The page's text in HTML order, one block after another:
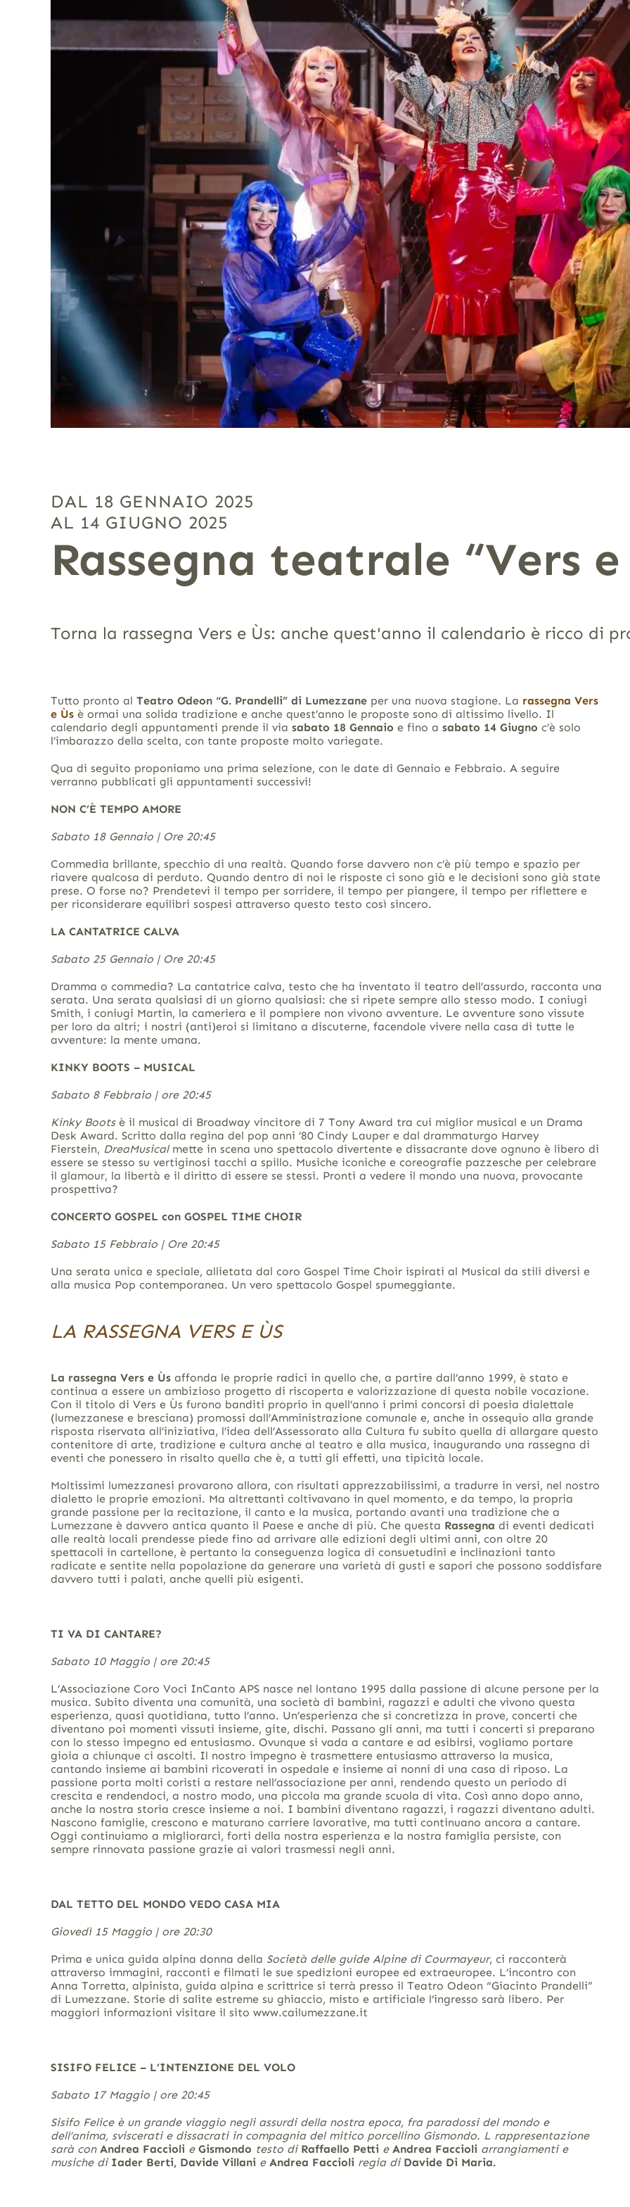
DAL 18 GENNAIO 2025
AL 14 GIUGNO 2025
Rassegna teatrale “Vers e
Torna la rassegna Vers e Ùs: anche quest'anno il calendario è ricco di
Tutto pronto al Teatro Odeon “G. Prandelli” di Lumezzaneper una nuova stagione. La rassegna Vers
e Ùsè ormai una solida tradizione e anche quest’anno le proposte sono di altissimo livello. Il
calendario degli appuntamenti prende il via sabato 18 Gennaio e fino a sabato 14 Giugno c’è solo
l’imbarazzo della scelta, con tante proposte molto variegate.
Qua di seguito proponiamo una prima selezione, con le date di Gennaio e Febbraio. A seguire
verranno pubblicati gli appuntamenti successivi!
NON C’È TEMPO AMORE
Sabato 18 Gennaio | Ore 20:45
Commedia brillante, specchio di una realtà. Quando forse davvero non c’è più tempo e spazio per
riavere qualcosa di perduto. Quando dentro di noi le risposte ci sono già e le decisioni sono già state
prese. O forse no? Prendetevi il tempo per sorridere, il tempo per piangere, il tempo per riflettere e
per riconsiderare equilibri sospesi attraverso questo testo così sincero.
LA CANTATRICE CALVA
Sabato 25 Gennaio | Ore 20:45
Dramma o commedia? La cantatrice calva, testo che ha inventato il teatro dell’assurdo, racconta una
serata. Una serata qualsiasi di un giorno qualsiasi: che si ripete sempre allo stesso modo. I coniugi
Smith, i coniugi Martin, la cameriera e il pompiere non vivono avventure. Le avventure sono vissute
per loro da altri; i nostri (anti)eroi si limitano a discuterne, facendole vivere nella casa di tutte le
avventure: la mente umana.
KINKY BOOTS – MUSICAL
Sabato 8 Febbraio | ore 20:45
Kinky Bootsè il musical di Broadway vincitore di 7 Tony Award tra cui miglior musical e un Drama
Desk Award. Scritto dalla regina del pop anni ’80 Cindy Lauper e dal drammaturgo Harvey
Fierstein, DreaMusicalmette in scena uno spettacolo divertente e dissacrante dove ognuno è libero di
essere se stesso su vertiginosi tacchi a spillo. Musiche iconiche e coreografie pazzesche per celebrare
il glamour, la libertà e il diritto di essere se stessi. Pronti a vedere il mondo una nuova, provocante
prospettiva?
CONCERTO GOSPEL con GOSPEL TIME CHOIR
Sabato 15 Febbraio | Ore 20:45
Una serata unica e speciale, allietata dal coro Gospel Time Choir ispirati al Musical da stili diversi e
alla musica Pop contemporanea. Un vero spettacolo Gospel spumeggiante.
LA RASSEGNA VERS E ÙS
La rassegna Vers e Ùsaffonda le proprie radici in quello che, a partire dall’anno 1999, è stato e
continua a essere un ambizioso progetto di riscoperta e valorizzazione di questa nobile vocazione.
Con il titolo di Vers e Ùs furono banditi proprio in quell’anno i primi concorsi di poesia dialettale
(lumezzanese e bresciana) promossi dall’Amministrazione comunale e, anche in ossequio alla grande
risposta riservata all’iniziativa, l’idea dell’Assessorato alla Cultura fu subito quella di allargare questo
contenitore di arte, tradizione e cultura anche al teatro e alla musica, inaugurando una rassegna di
eventi che ponessero in risalto quella che è, a tutti gli effetti, una tipicità locale.
Moltissimi lumezzanesi provarono allora, con risultati apprezzabilissimi, a tradurre in versi, nel nostro
dialetto le proprie emozioni. Ma altrettanti coltivavano in quel momento, e da tempo, la propria
grande passione per la recitazione, il canto e la musica, portando avanti una tradizione che a
Lumezzane è davvero antica quanto il Paese e anche di più. Che questa Rassegna di eventi dedicati
alle realtà locali prendesse piede fino ad arrivare alle edizioni degli ultimi anni, con oltre 20
spettacoli in cartellone, è pertanto la conseguenza logica di consuetudini e inclinazioni tanto
radicate e sentite nella popolazione da generare una varietà di gusti e sapori che possono soddisfare
davvero tutti i palati, anche quelli più esigenti.
TI VA DI CANTARE?
Sabato 10 Maggio | ore 20:45
L’Associazione Coro Voci InCanto APS nasce nel lontano 1995 dalla passione di alcune persone per la
musica. Subito diventa una comunità, una società di bambini, ragazzi e adulti che vivono questa
esperienza, quasi quotidiana, tutto l’anno. Un’esperienza che si concretizza in prove, concerti che
diventano poi momenti vissuti insieme, gite, dischi. Passano gli anni, ma tutti i concerti si preparano
con lo stesso impegno ed entusiasmo. Ovunque si vada a cantare e ad esibirsi, vogliamo portare
gioia a chiunque ci ascolti. Il nostro impegno è trasmettere entusiasmo attraverso la musica,
cantando insieme ai bambini ricoverati in ospedale e insieme ai nonni di una casa di riposo. La
passione porta molti coristi a restare nell’associazione per anni, rendendo questo un periodo di
crescita e rendendoci, a nostro modo, una piccola ma grande scuola di vita. Così anno dopo anno,
anche la nostra storia cresce insieme a noi. I bambini diventano ragazzi, i ragazzi diventano adulti.
Nascono famiglie, crescono e maturano carriere lavorative, ma tutti continuano ancora a cantare.
Oggi continuiamo a migliorarci, forti della nostra esperienza e la nostra famiglia persiste, con
sempre rinnovata passione grazie ai valori trasmessi negli anni.
DAL TETTO DEL MONDO VEDO CASA MIA
Giovedì 15 Maggio | ore 20:30
Prima e unica guida alpina donna della Società delle guide Alpine di Courmayeur, ci racconterà
attraverso immagini, racconti e filmati le sue spedizioni europee ed extraeuropee. L’incontro con
Anna Torretta, alpinista, guida alpina e scrittrice si terrà presso il Teatro Odeon “Giacinto Prandelli”
di Lumezzane. Storie di salite estreme su ghiaccio, misto e artificiale l’ingresso sarà libero. Per
maggiori informazioni visitare il sito www.cailumezzane.it
SISIFO FELICE – L’INTENZIONE DEL VOLO
Sabato 17 Maggio | ore 20:45
Sisifo Felice è un grande viaggio negli assurdi della nostra epoca, fra paradossi del mondo e
dell’anima, sviscerati e dissacrati in compagnia del mitico porcellino Gismondo. L rappresentazione
sarà conAndrea Faccioli eGismondo testo diRaffaello PettieAndrea Faccioli arrangiamenti e
musiche diIader Berti, Davide VillanieAndrea Faccioli regia diDavide Di Maria.